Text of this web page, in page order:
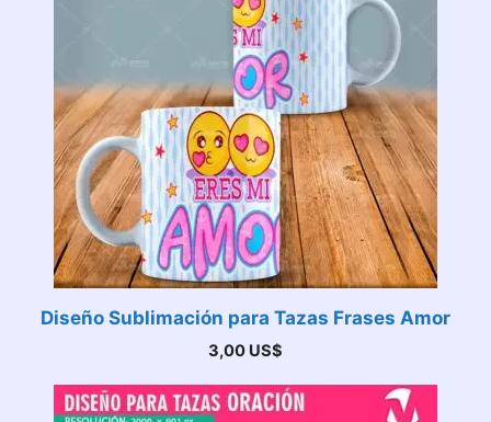
Diseño Sublimación para Tazas Frases Amor
3,00 US$